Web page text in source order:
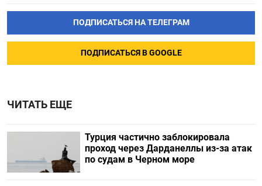
ПОДПИСАТЬСЯ НА ТЕЛЕГРАМ
ПОДПИСАТЬСЯ В GOOGLE
ЧИТАТЬ ЕЩЕ
Турция частично заблокировала
проход через Дарданеллы из-за атак
по судам в Черном море